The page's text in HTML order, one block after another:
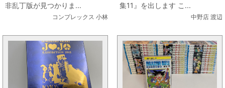
非乱丁版が見つかりま...
コンプレックス 小林
集11』を出します こ...
中野店 渡辺